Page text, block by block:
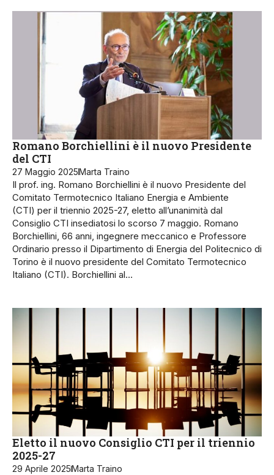
Romano Borchiellini è il nuovo Presidente
del CTI
27 Maggio 2025Marta Traino
Il prof. ing. Romano Borchiellini è il nuovo Presidente del
Comitato Termotecnico Italiano Energia e Ambiente
(CTI) per il triennio 2025-27, eletto all’unanimità dal
Consiglio CTI insediatosi lo scorso 7 maggio. Romano
Borchiellini, 66 anni, ingegnere meccanico e Professore
Ordinario presso il Dipartimento di Energia del Politecnico di
Torino è il nuovo presidente del Comitato Termotecnico
Italiano (CTI). Borchiellini al…
Eletto il nuovo Consiglio CTI per il triennio
2025-27
29 Aprile 2025Marta Traino